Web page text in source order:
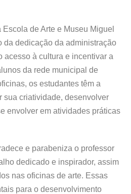
de Arte e Museu Miguel
da dedicação da administração
acesso à cultura e incentivar a
da rede municipal de
os estudantes têm a
sua criatividade, desenvolver
envolver em atividades práticas
e parabeniza o professor
dedicado e inspirador, assim
nas oficinas de arte. Essas
para o desenvolvimento